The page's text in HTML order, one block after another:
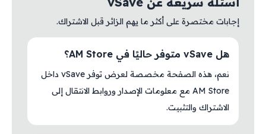
إجابات مختصرة على أكثر ما يهم الزائر قبل الاشتراك.
هل vSave متوفر حاليًا في AM Store؟
نعم، هذه الصفحة مخصصة لعرض توفر vSave داخل
AM Store مع معلومات الإصدار وروابط الانتقال إلى
الاشتراك والتثبيت.